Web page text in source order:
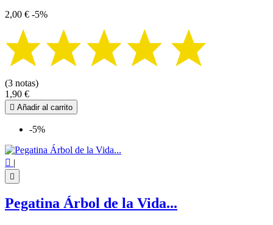
2,00 € -5%
(3 notas)
1,90 €
 Añadir al carrito
-5%
 |

Pegatina Árbol de la Vida...